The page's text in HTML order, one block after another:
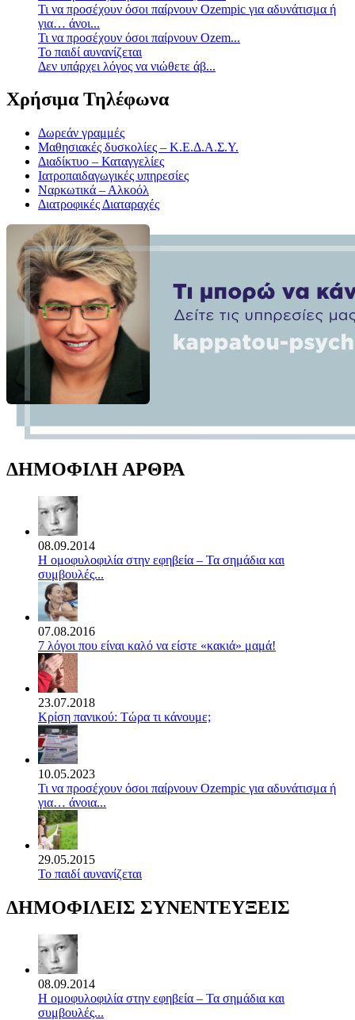
Τι να προσέχουν όσοι παίρνουν Ozempic για αδυνάτισμα ή
για… άνοι...
Τι να προσέχουν όσοι παίρνουν Ozem...
Το παιδί αυνανίζεται
Δεν υπάρχει λόγος να νιώθετε άβ...
Χρήσιμα Τηλέφωνα
Δωρεάν γραμμές
Μαθησιακές δυσκολίες – Κ.Ε.Δ.Α.Σ.Υ.
Διαδίκτυο – Καταγγελίες
Ιατροπαιδαγωγικές υπηρεσίες
Ναρκωτικά – Αλκοόλ
Διατροφικές Διαταραχές
ΔΗΜΟΦΙΛΗ ΑΡΘΡΑ
08.09.2014
Η ομοφυλοφιλία στην εφηβεία – Τα σημάδια και
συμβουλές...
07.08.2016
7 λόγοι που είναι καλό να είστε «κακιά» μαμά!
23.07.2018
Κρίση πανικού: Τώρα τι κάνουμε;
10.05.2023
Τι να προσέχουν όσοι παίρνουν Ozempic για αδυνάτισμα ή
για… άνοια...
29.05.2015
Το παιδί αυνανίζεται
ΔΗΜΟΦΙΛΕΙΣ ΣΥΝΕΝΤΕΥΞΕΙΣ
08.09.2014
Η ομοφυλοφιλία στην εφηβεία – Τα σημάδια και
συμβουλές...